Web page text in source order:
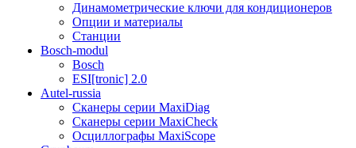
Динамометрические ключи для кондиционеров
Опции и материалы
Станции
Bosch-modul
Bosch
ESI[tronic] 2.0
Autel-russia
Сканеры серии MaxiDiag
Сканеры серии MaxiCheck
Осциллографы MaxiScope